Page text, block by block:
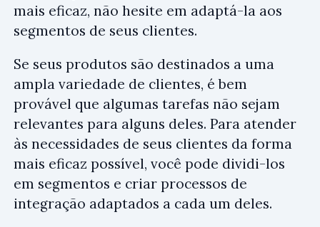
mais eficaz, não hesite em adaptá-la aos
segmentos de seus clientes.
Se seus produtos são destinados a uma
ampla variedade de clientes, é bem
provável que algumas tarefas não sejam
relevantes para alguns deles. Para atender
às necessidades de seus clientes da forma
mais eficaz possível, você pode dividi-los
em segmentos e criar processos de
integração adaptados a cada um deles.